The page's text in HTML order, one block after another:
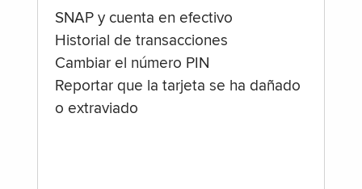
SNAP y cuenta en efectivo
Historial de transacciones
Cambiar el número PIN
Reportar que la tarjeta se ha dañado
o extraviado